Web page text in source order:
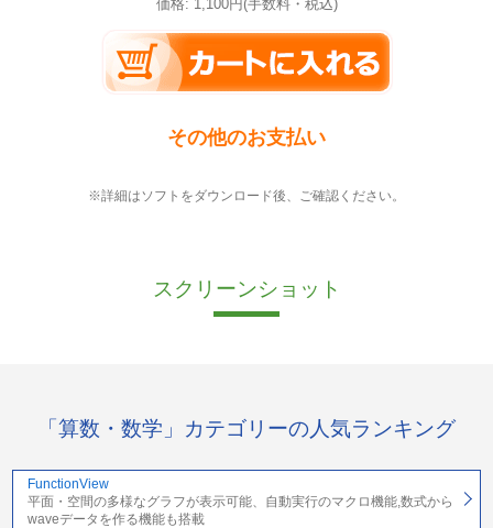
価格: 1,100円(手数料・税込)
その他のお支払い
※詳細はソフトをダウンロード後、ご確認ください。
スクリーンショット
「算数・数学」カテゴリーの人気ランキング
FunctionView
平面・空間の多様なグラフが表示可能、自動実行のマクロ機能,数式から
waveデータを作る機能も搭載